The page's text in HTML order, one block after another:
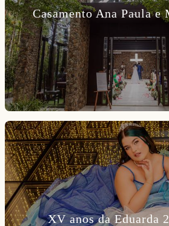
Casamento Ana Paula e
XV anos da Eduarda